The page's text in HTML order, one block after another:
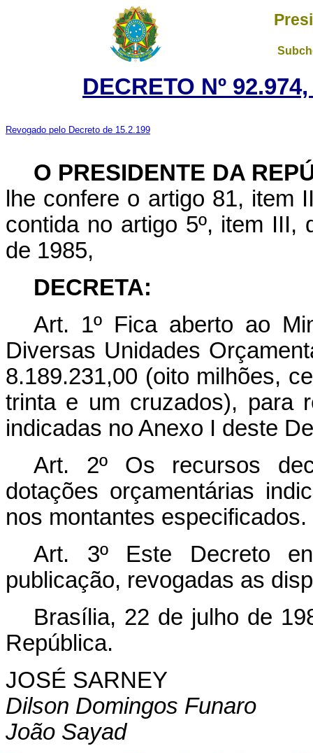
DECRETO Nº
Revogado pelo Decreto de 15.2.199
O PRESIDENTE DA
lhe confere o artigo 81, item
contida no artigo 5º, item III,
de 1985,
DECRETA:
Art. 1º Fica aberto ao
Diversas Unidades
8.189.231,00 (oito milhões,
trinta e um cruzados), para
indicadas no Anexo I deste
Art. 2º Os recursos
dotações orçamentárias
nos montantes especificados.
Art. 3º Este Decreto
publicação, revogadas as
Brasília, 22 de julho de
República.
JOSÉ SARNEY
Dilson Domingos Funaro
João Sayad